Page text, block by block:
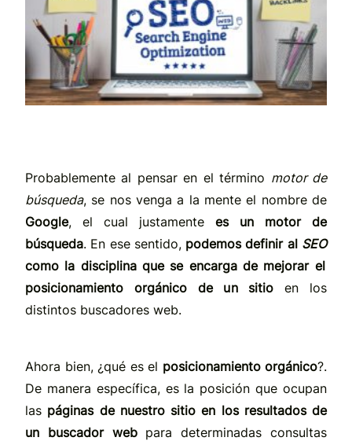
Probablemente al pensar en el término motor de
búsqueda, se nos venga a la mente el nombre de
Google, el cual justamente es un
motor de
búsqueda. En ese sentido, podemos definir al SEO
como la disciplina que se encarga de mejorar el
posicionamiento orgánico de un sitio en los
distintos buscadores web.
Ahora bien, ¿qué es el posicionamiento orgánico?.
De manera específica, es la posición que ocupan
las páginas de nuestro sitio en los resultados de
un buscador webpara determinadas consultas